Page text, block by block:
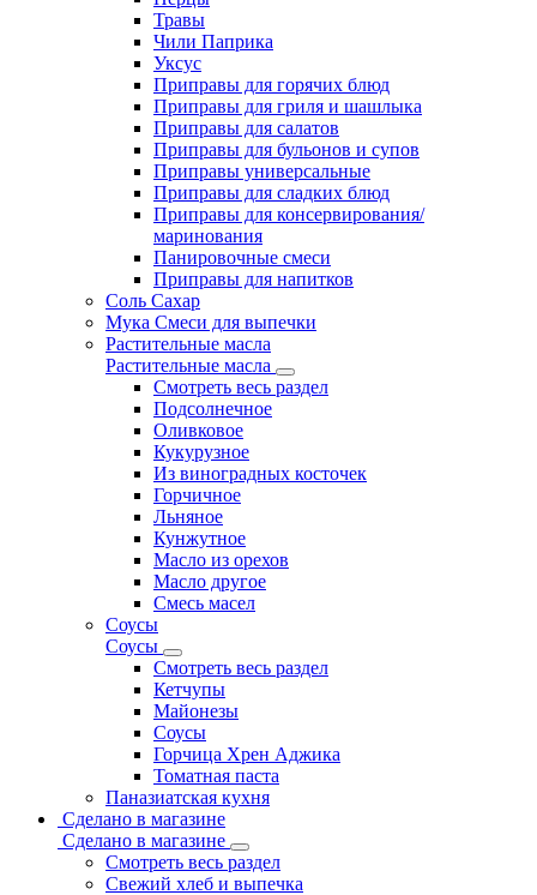
Травы
Чили Паприка
Уксус
Приправы для горячих блюд
Приправы для гриля и шашлыка
Приправы для салатов
Приправы для бульонов и супов
Приправы универсальные
Приправы для сладких блюд
Приправы для консервирования/
маринования
Панировочные смеси
Приправы для напитков
Соль Сахар
Мука Смеси для выпечки
Растительные масла
Растительные масла
Смотреть весь раздел
Подсолнечное
Оливковое
Кукурузное
Из виноградных косточек
Горчичное
Льняное
Кунжутное
Масло из орехов
Масло другое
Смесь масел
Соусы
Соусы
Смотреть весь раздел
Кетчупы
Майонезы
Соусы
Горчица Хрен Аджика
Томатная паста
Паназиатская кухня
Сделано в магазине
Сделано в магазине
Смотреть весь раздел
Свежий хлеб и выпечка